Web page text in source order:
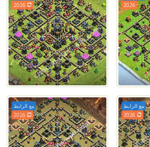
2026
مع الرابط
2026
مع الرابط